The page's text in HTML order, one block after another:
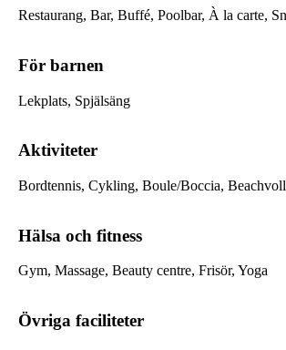
Restaurang, Bar, Buffé, Poolbar, À la carte,
För barnen
Lekplats, Spjälsäng
Aktiviteter
Bordtennis, Cykling, Boule/Boccia,
Hälsa och fitness
Gym, Massage, Beauty centre, Frisör, Yoga
Övriga faciliteter